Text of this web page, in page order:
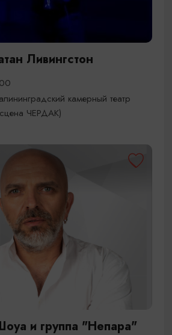
Ливингстон
камерный театр
ЧЕРДАК)
и группа "Непара"